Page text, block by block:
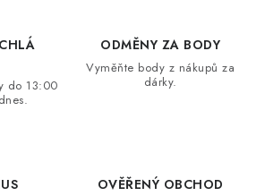
údajů
Moje objednávka
do 13:00
ODMĚNY ZA BODY
Vyměňte body z nákupů za
dárky.
OVĚŘENÝ OBCHOD